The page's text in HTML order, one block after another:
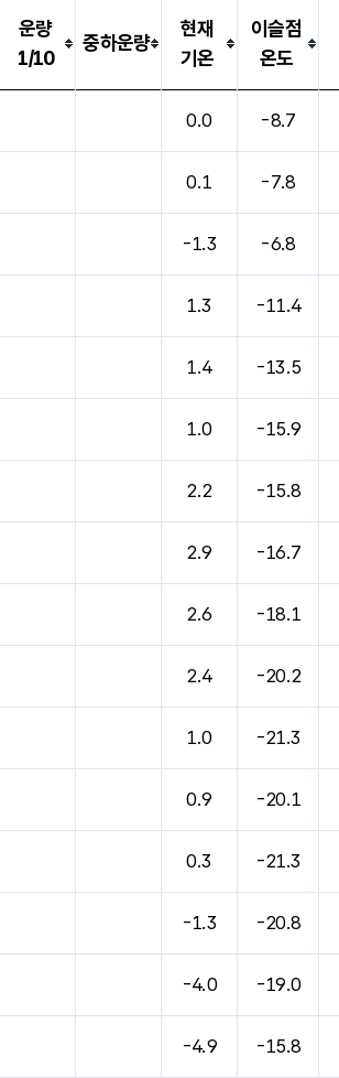
운량
1/10
중하운량
현재
기온
이슬점
온도
0.0 -8.7
0.1 -7.8
-1.3 -6.8
1.3 -11.4
1.4 -13.5
1.0 -15.9
2.2 -15.8
2.9 -16.7
2.6 -18.1
2.4 -20.2
1.0 -21.3
0.9 -20.1
0.3 -21.3
-1.3 -20.8
-4.0 -19.0
-4.9 -15.8